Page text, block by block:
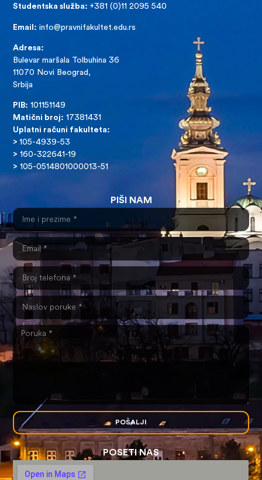
Studentska služba: +381 (0)11 2095 540
Email: info@pravnifakultet.edu.rs
Adresa:
Bulevar maršala Tolbuhina 36
11070 Novi Beograd,
Srbija
PIB: 101151149
Matični broj: 17381431
Uplatni računi fakulteta:
>105-4939-53
> 160-322641-19
> 105-0514801000013-51
PIŠI NAM
POŠALJI
POSETI NAS